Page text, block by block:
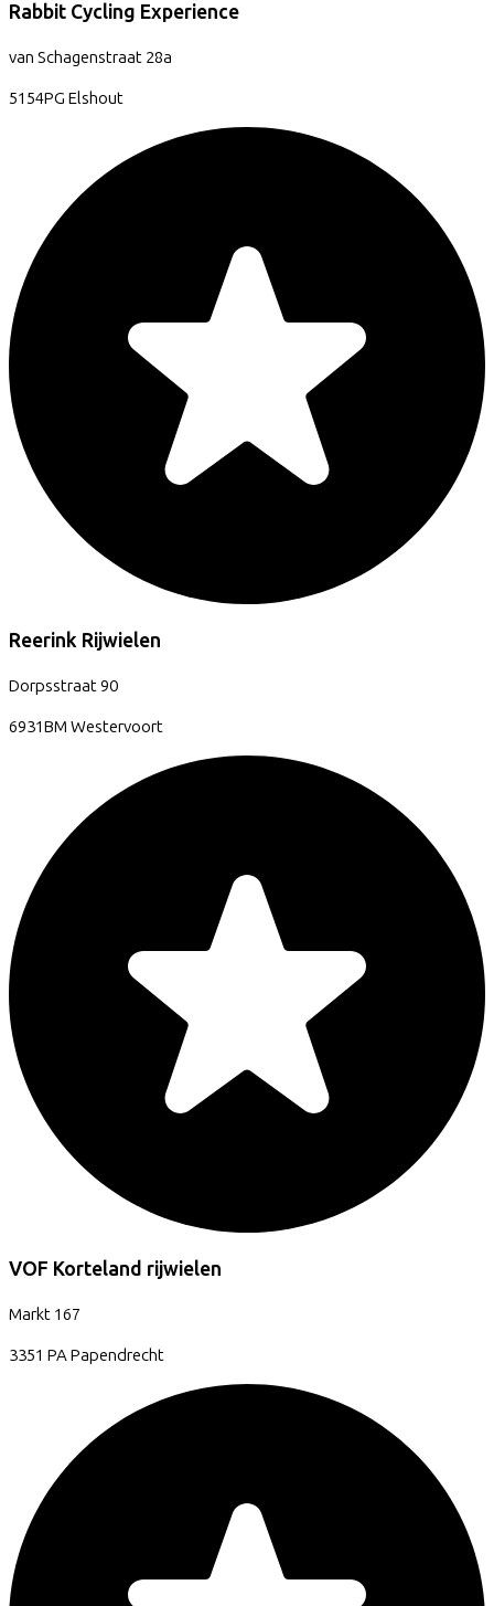
Rabbit Cycling Experience
van Schagenstraat 28a
5154PG Elshout
Reerink Rijwielen
Dorpsstraat90
6931BM Westervoort
VOF Korteland rijwielen
Markt 167
3351 PAPapendrecht